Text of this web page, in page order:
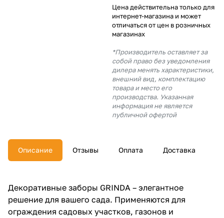
Цена действительна только для
интернет-магазина и может
отличаться от цен в розничных
магазинах
*Производитель оставляет за
собой право без уведомления
дилера менять характеристики,
внешний вид, комплектацию
товара и место его
производства. Указанная
информация не является
публичной офертой
Описание Отзывы Оплата Доставка
Декоративные заборы GRINDA – элегантное
решение для вашего сада. Применяются для
ограждения садовых участков, газонов и
% картой любого банка
выбранный способом
% будут
с вашей карты
каждые 2 недели
Подробнее